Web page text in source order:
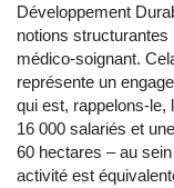
Développement
notions structurantes
médico-soignant.
représente un
qui est, rappelons-le,
16 000 salariés et
60 hectares – au
activité est